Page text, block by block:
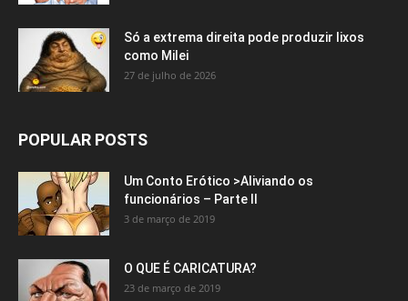
Só a extrema direita pode produzir lixos
como Milei
27 de julho de 2026
POPULAR POSTS
Um Conto Erótico >Aliviando os
funcionários – Parte II
3 de março de 2019
O QUE É CARICATURA?
23 de março de 2019